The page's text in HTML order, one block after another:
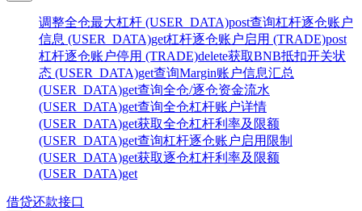
调整全仓最大杠杆 (USER_DATA)post查询杠杆逐仓账户
信息 (USER_DATA)get杠杆逐仓账户启用 (TRADE)post
杠杆逐仓账户停用 (TRADE)delete获取BNB抵扣开关状
态 (USER_DATA)get查询Margin账户信息汇总
(USER_DATA)get查询全仓/逐仓资金流水
(USER_DATA)get查询全仓杠杆账户详情
(USER_DATA)get获取全仓杠杆利率及限额
(USER_DATA)get查询杠杆逐仓账户启用限制
(USER_DATA)get获取逐仓杠杆利率及限额
(USER_DATA)get
借贷还款接口